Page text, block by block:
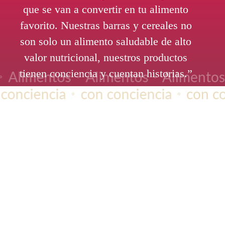
que se van a convertir en tu alimento
favorito. Nuestras barras y cereales no
son solo un alimento saludable de alto
valor nutricional, nuestros productos
tienen conciencia y cuentan historias.”
Alimentos ⚬ Alimentos ⚬
⚬ con conciencia ⚬ con